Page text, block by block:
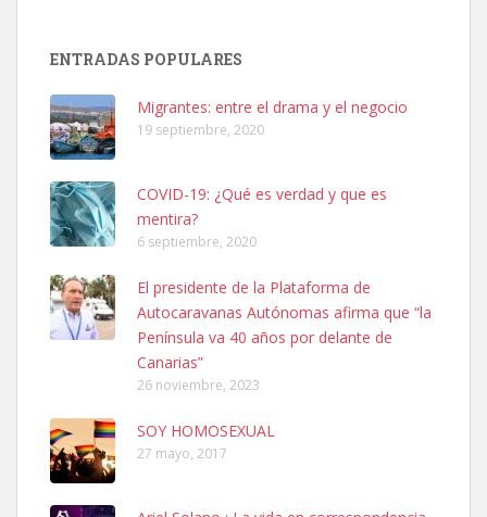
06/07/2025 ZONA MESA Y LOPEZ. ES MUY ASUSTADIZO
Leales.org » Gran Canaria
6.7.2025
Ninfa perdida
El día 5 se los perdió una ninfa papillera, asustada tiene miedo a la
ENTRADAS POPULARES
Migrantes: entre el drama y el negocio
19 septiembre, 2020
COVID-19: ¿Qué es verdad y que es
mentira?
6 septiembre, 2020
El presidente de la Plataforma de
Autocaravanas Autónomas afirma que “la
Península va 40 años por delante de
Canarias”
26 noviembre, 2023
SOY HOMOSEXUAL
27 mayo, 2017